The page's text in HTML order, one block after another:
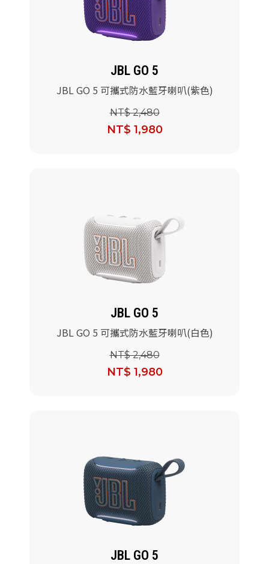
JBL GO 5
JBL GO 5 可攜式防水藍牙喇叭(紫色)
NT$ 2,480
NT$ 1,980
JBL GO 5
JBL GO 5 可攜式防水藍牙喇叭(白色)
NT$ 2,480
NT$ 1,980
JBL GO 5